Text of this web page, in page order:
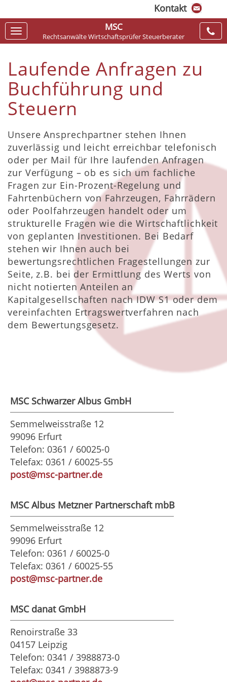
Kontakt
Navigation
ein-/ausblenden
MSC
Rechtsanwälte Wirtschaftsprüfer Steuerberater
Laufende Anfragen zu
Buchführung und
Steuern
Unsere Ansprechpartner stehen Ihnen
zuverlässig und leicht erreichbar telefonisch
oder per Mail für Ihre laufenden Anfragen
zur Verfügung – ob es sich um fachliche
Fragen zur Ein-Prozent-Regelung und
Fahrtenbüchern von Fahrzeugen, Fahrrädern
oder Poolfahrzeugen handelt oder um
strukturelle Fragen wie die Wirtschaftlichkeit
von geplanten Investitionen. Bei Bedarf
stehen wir Ihnen auch bei
bewertungsrechtlichen Fragestellungen zur
Seite, z.B. bei der Ermittlung des Werts von
nicht notierten Anteilen an
Kapitalgesellschaften nach IDW S1 oder dem
vereinfachten Ertragswertverfahren nach
dem Bewertungsgesetz.
MSC Schwarzer Albus GmbH
Semmelweisstraße 12
99096 Erfurt
Telefon: 0361 / 60025-0
Telefax: 0361 / 60025-55
post@msc-partner.de
MSC Albus Metzner Partnerschaft mbB
Semmelweisstraße 12
99096 Erfurt
Telefon: 0361 / 60025-0
Telefax: 0361 / 60025-55
post@msc-partner.de
MSC danat GmbH
Renoirstraße 33
04157 Leipzig
Telefon: 0341 / 3988873-0
Telefax: 0341 / 3988873-9